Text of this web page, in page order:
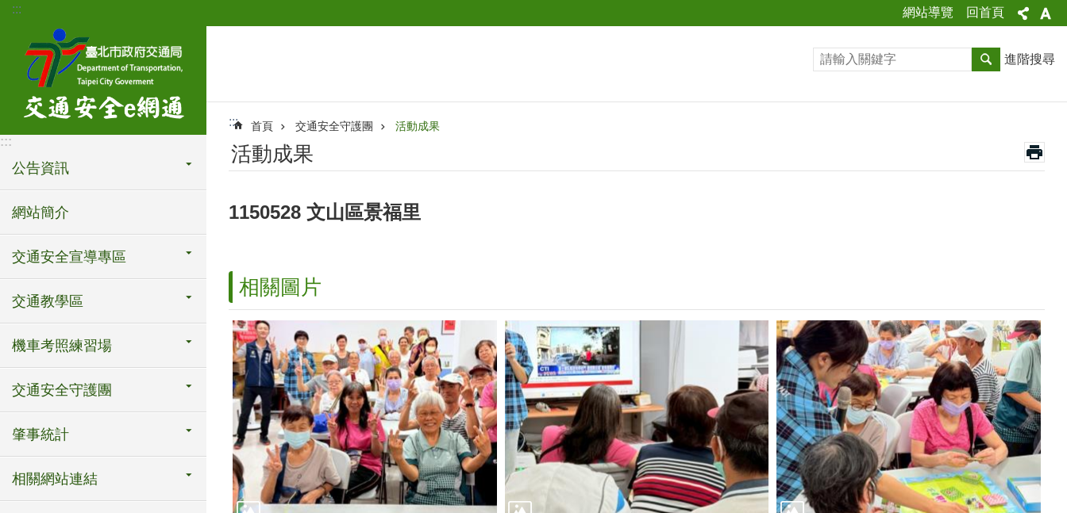
跳到主要內容區塊
::: 網站導覽 回首頁
:::
公告資訊
網站簡介
交通安全宣導專區
交通教學區
機車考照練習場
交通安全守護團
肇事統計
相關網站連結
進階搜尋
::: 首頁 交通安全守護團 活動成果
活動成果
1150528 文山區景福里
相關圖片